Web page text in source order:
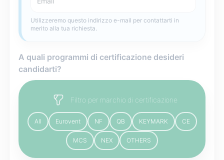
Utilizzeremo questo indirizzo e-mail per contattarti in
merito alla tua richiesta.
A quali programmi di certificazione desideri
candidarti?
Filtro per marchio di certificazione
All Eurovent NF QB KEYMARK CE
MCS NEX OTHERS